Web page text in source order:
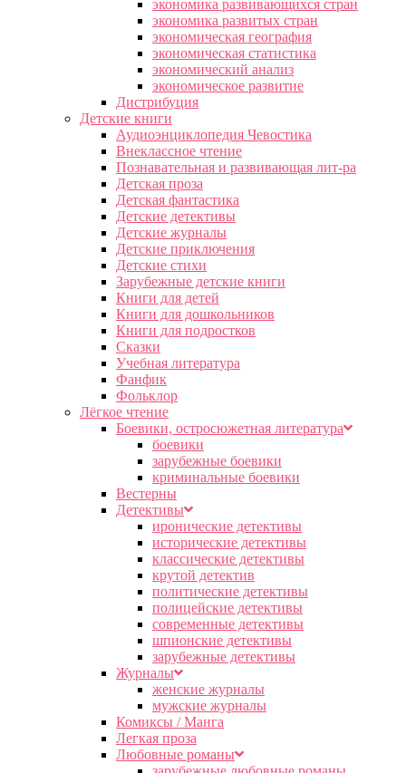
экономика развивающихся стран
экономика развитых стран
экономическая география
экономическая статистика
экономический анализ
экономическое развитие
Дистрибуция
Детские книги
Аудиоэнциклопедия Чевостика
Внеклассное чтение
Познавательная и развивающая лит-ра
Детская проза
Детская фантастика
Детские детективы
Детские журналы
Детские приключения
Детские стихи
Зарубежные детские книги
Книги для детей
Книги для дошкольников
Книги для подростков
Сказки
Учебная литература
Фанфик
Фольклор
Лёгкое чтение
Боевики, остросюжетная литература
боевики
зарубежные боевики
криминальные боевики
Вестерны
Детективы
иронические детективы
исторические детективы
классические детективы
крутой детектив
политические детективы
полицейские детективы
современные детективы
шпионские детективы
зарубежные детективы
Журналы
женские журналы
мужские журналы
Комиксы / Манга
Легкая проза
Любовные романы